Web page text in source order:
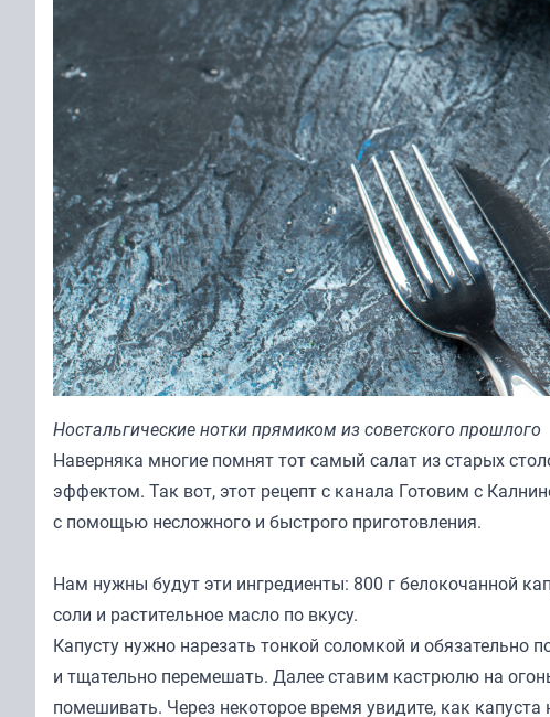
Ностальгические нотки прямиком из советского прошлого
Наверняка многие помнят тот самый салат из старых
эффектом. Так вот, этот рецепт с канала Готовим с
с помощью несложного и быстрого приготовления.
Нам нужны будут эти ингредиенты: 800 г белокочанной
соли и растительное масло по вкусу.
Капусту нужно нарезать тонкой соломкой и обязательно
и тщательно перемешать. Далее ставим кастрюлю на
помешивать. Через некоторое время увидите, как